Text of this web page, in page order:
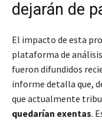
dejarán de
El impacto de esta
plataforma de
fueron difundidos
informe detalla que,
que actualmente
quedarían exentas.